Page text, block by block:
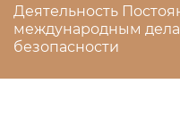
Деятельность
международным
безопасности